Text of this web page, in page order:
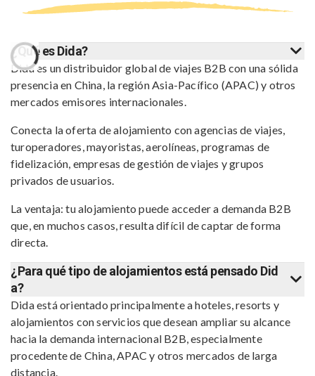
¿Qué es Dida?
Dida es un distribuidor global de viajes B2B con una sólida
presencia en China, la región Asia-Pacífico (APAC) y otros
mercados emisores internacionales.
Conecta la oferta de alojamiento con agencias de viajes,
turoperadores, mayoristas, aerolíneas, programas de
fidelización, empresas de gestión de viajes y grupos
privados de usuarios.
La ventaja: tu alojamiento puede acceder a demanda B2B
que, en muchos casos, resulta difícil de captar de forma
directa.
¿Para qué tipo de alojamientos está pensado Did
a?
Dida está orientado principalmente a hoteles, resorts y
alojamientos con servicios que desean ampliar su alcance
hacia la demanda internacional B2B, especialmente
procedente de China, APAC y otros mercados de larga
distancia.